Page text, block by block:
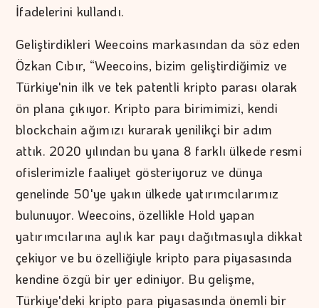
İfadelerini kullandı.
Geliştirdikleri Weecoins markasından da söz eden
Özkan Cıbır, “Weecoins, bizim geliştirdiğimiz ve
Türkiye'nin ilk ve tek patentli kripto parası olarak
ön plana çıkıyor. Kripto para birimimizi, kendi
blockchain ağımızı kurarak yenilikçi bir adım
attık. 2020 yılından bu yana 8 farklı ülkede resmi
ofislerimizle faaliyet gösteriyoruz ve dünya
genelinde 50'ye yakın ülkede yatırımcılarımız
bulunuyor. Weecoins, özellikle Hold yapan
yatırımcılarına aylık kar payı dağıtmasıyla dikkat
çekiyor ve bu özelliğiyle kripto para piyasasında
kendine özgü bir yer ediniyor. Bu gelişme,
Türkiye'deki kripto para piyasasında önemli bir